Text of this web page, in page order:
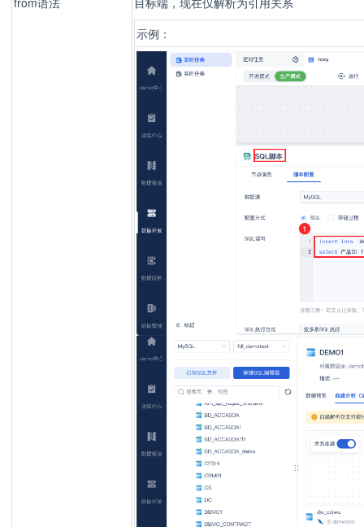
示例：